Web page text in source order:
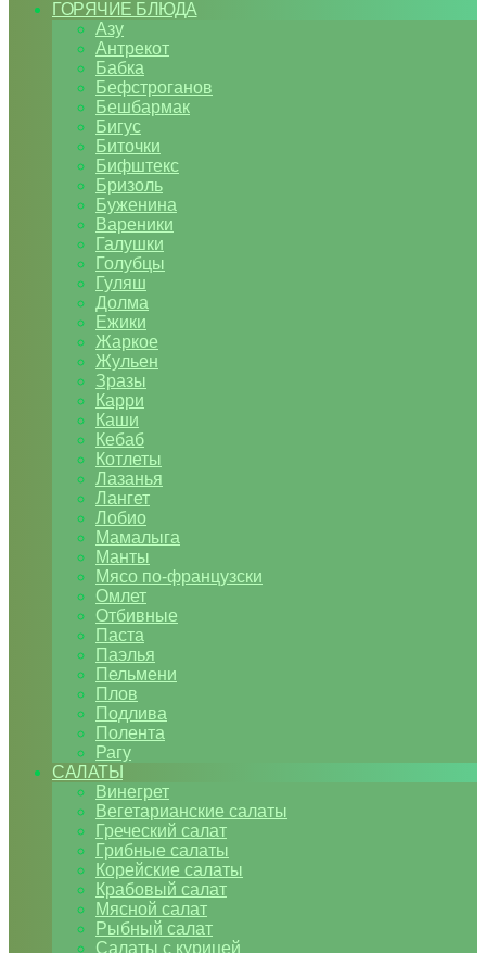
ГОРЯЧИЕ БЛЮДА
Азу
Антрекот
Бабка
Бефстроганов
Бешбармак
Бигус
Биточки
Бифштекс
Бризоль
Буженина
Вареники
Галушки
Голубцы
Гуляш
Долма
Ежики
Жаркое
Жульен
Зразы
Карри
Каши
Кебаб
Котлеты
Лазанья
Лангет
Лобио
Мамалыга
Манты
Мясо по-французски
Омлет
Отбивные
Паста
Паэлья
Пельмени
Плов
Подлива
Полента
Рагу
САЛАТЫ
Винегрет
Вегетарианские салаты
Греческий салат
Грибные салаты
Корейские салаты
Крабовый салат
Мясной салат
Рыбный салат
Салаты с курицей